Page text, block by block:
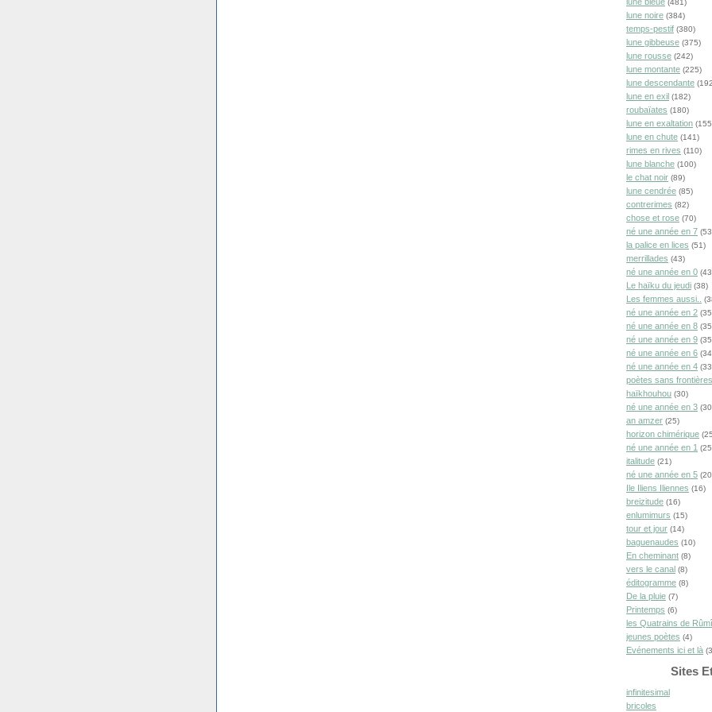
(481)
lune noire (384)
temps-pestif (380)
lune gibbeuse (375)
lune rousse (242)
lune montante (225)
lune descendante
lune en exil (182)
roubaïates (180)
lune en exaltation
lune en chute (141)
rimes en rives (110)
lune blanche (100)
le chat noir (89)
lune cendrée (85)
contrerimes (82)
chose et rose (70)
né une année en 7
la palice en lices (51)
merrillades (43)
né une année en 0
Le haïku du jeudi (38)
Les femmes aussi..
né une année en 2
né une année en 8
né une année en 9
né une année en 6
né une année en 4
poètes sans frontières
haïkhouhou (30)
né une année en 3
an amzer (25)
horizon chimérique
né une année en 1
italitude (21)
né une année en 5
Ile Iliens Iliennes (16)
breizitude (16)
enlumimurs (15)
tour et jour (14)
baguenaudes (10)
En cheminant (8)
vers le canal (8)
éditogramme (8)
De la pluie (7)
Printemps (6)
les Quatrains de Rûmî
jeunes poètes (4)
Evénements ici et là
Sites
infinitesimal
bricoles